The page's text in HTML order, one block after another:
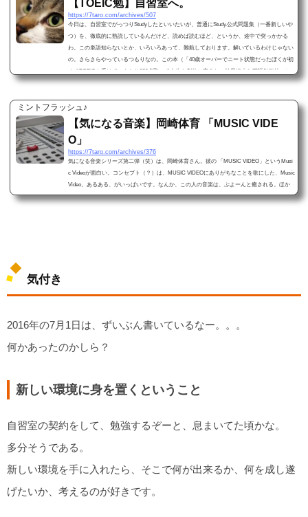
【TOEIC勉】自習室へ。
https://7taro.com/archives/507
今日は、自習室でがっつりStudyしたといいたいが、普通にStudy.公式問題集（一番新しいや
つ）を、徹底的に熟読しているんだけど、読めば読むほど、というか、途中で突っかかる
わ。この単語知らないとか、いろいろあって、難航しております。解いているわけじゃない
の。さらさらやっているつもりなの。この本（「40歳オーバーでニート状態だったぼくが初
めてTOEICを受けていきなり930点取って人生を劇的に変えた、効果絶大な英語勉強法」）
では、最初は、6時間かかるとあったけれど、もうちょっとかかっているかもしれない。
ミントフラッシュ♪
【気になる音楽】岡崎体育 「MUSIC VIDE
O」
https://7taro.com/archives/376
気になる音楽シリーズ第二弾（笑）は、岡崎体育さん。彼の 「MUSIC VIDEO」というMusi
c Videoが面白い。コンセプト（？）は、MUSIC VIDEOにありがちなことを歌にした、Music
Video。あるある、がいっぱいです。なんか、この人の音楽は、ぷよーんと癒される。ほか
の曲とかもみると、なんか、「族」的な絆っぽいのが、新鮮です。▽岡崎体育 「MUSIC VI
気付き
2016年の7月1日は、ずいぶん書いているなー。。。
何かあったのかしら？
新しい環境に身を置くということ
自習室の契約をして、勉強するぞーと、息まいてた頃かな。
多分そうである。
新しい環境を手に入れたら、そこで何が出来るか、何を成し遂
げたいか、考えるのが好きです。